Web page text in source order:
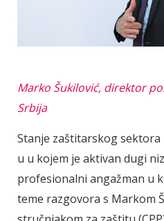
Marko Šukilović, direktor
Srbija
Stanje zaštitarskog sektora
u u kojem je aktivan dugi
profesionalni angažman u
teme razgovora s Markom